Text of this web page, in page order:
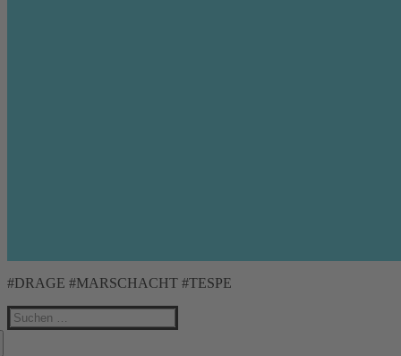
#DRAGE #MARSCHACHT #TESPE
Suchen
nach: